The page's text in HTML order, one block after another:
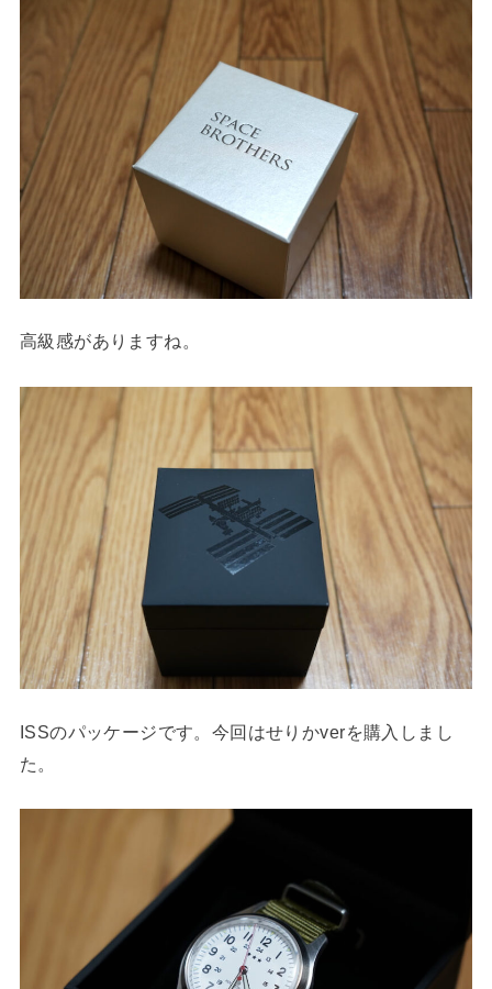
高級感がありますね。
ISSのパッケージです。今回はせりかverを購入しまし
た。